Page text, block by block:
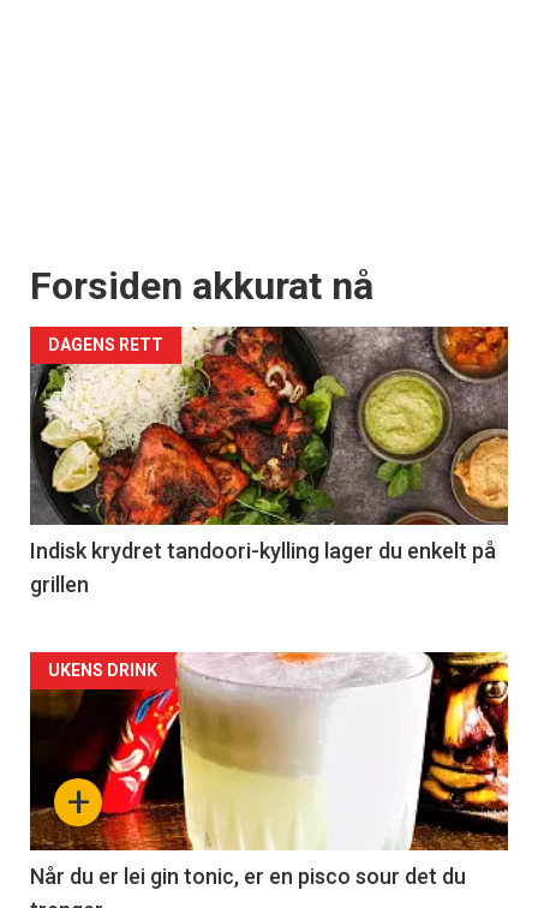
Forsiden akkurat nå
DAGENS RETT
Indisk krydret tandoori-kylling lager du enkelt på
grillen
Forsiden
akkurat
nå
-
2
+
UKENS DRINK
Når du er lei gin tonic, er en pisco sour det du